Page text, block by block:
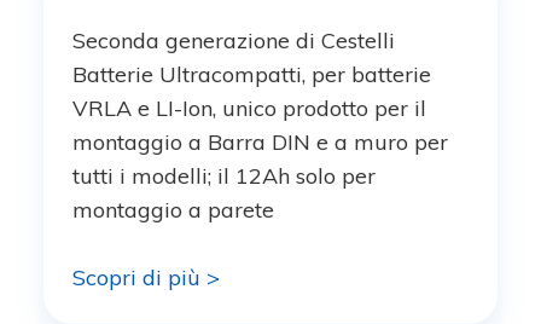
Seconda generazione di Cestelli
Batterie Ultracompatti, per batterie
VRLA e LI-Ion, unico prodotto per il
montaggio a Barra DIN e a muro per
tutti i modelli; il 12Ah solo per
montaggio a parete
Scopri di più >